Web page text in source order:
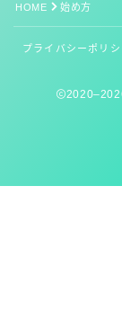
HOME 始め方
プライバシーポリ